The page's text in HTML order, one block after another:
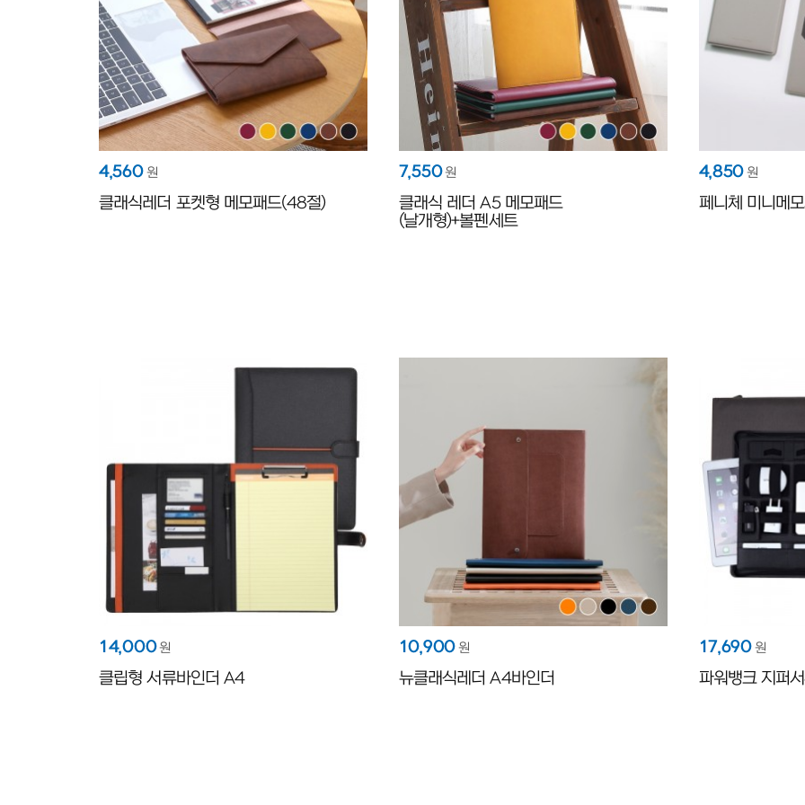
4,560 원
클래식레더 포켓형 메모패드(48절)
7,550원
클래식 레더 A5 메모패드
(날개형)+볼펜세트
4,850원
페니체 미니메
14,000원
클립형 서류바인더 A4
10,900원
뉴클래식레더 A4바인더
17,690원
파워뱅크 지퍼